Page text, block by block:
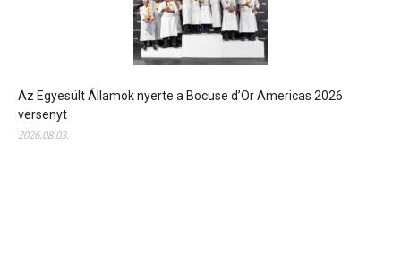
Az Egyesült Államok nyerte a Bocuse d’Or Americas 2026
versenyt
2026.08.03.